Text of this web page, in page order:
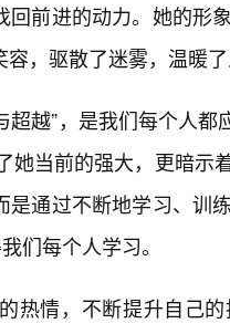
回前进的动力。她的形
，驱散了迷雾，温暖了
超越”，是我们每个人
她当前的强大，更暗示
是通过不断地学习、训
们每个人学习。
热情，不断提升自己